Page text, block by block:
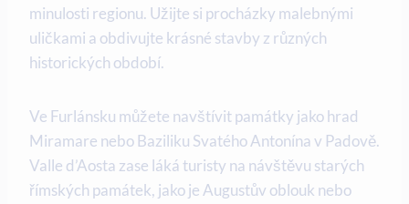
minulosti regionu. Užijte si procházky malebnými
uličkami a obdivujte krásné stavby z různých
historických období.
Ve Furlánsku můžete navštívit památky jako hrad
Miramare nebo Baziliku Svatého Antonína v Padově.
Valle d’Aosta zase láká turisty na návštěvu starých
římských památek, jako je Augustův oblouk nebo